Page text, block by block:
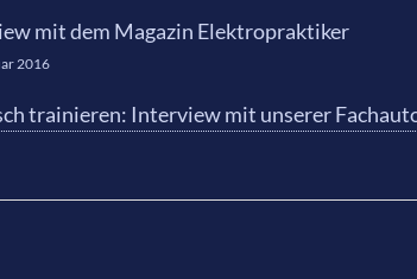
mit dem Magazin Elektropraktiker
2016
trainieren: Interview mit unserer